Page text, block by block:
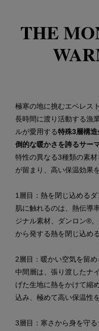
THE
極寒の地に挑むエベレス
長時間に渡り活動する漁
ルが愛用する特殊3層構
倒的な暖かさを誇るサー
特性の異なる3種類の素
が留まり、高い保温効果
1層目：熱を閉じ込める
肌に触れるのは、熱伝導
ジナル素材、ダンロン®
から発する熱を閉じ込め
2層目：暖かい空気を留
中間層は、張り渡したナ
げた生地に熱をかけて縮
込み、極めて高い保温性
3層目：寒さから身を守